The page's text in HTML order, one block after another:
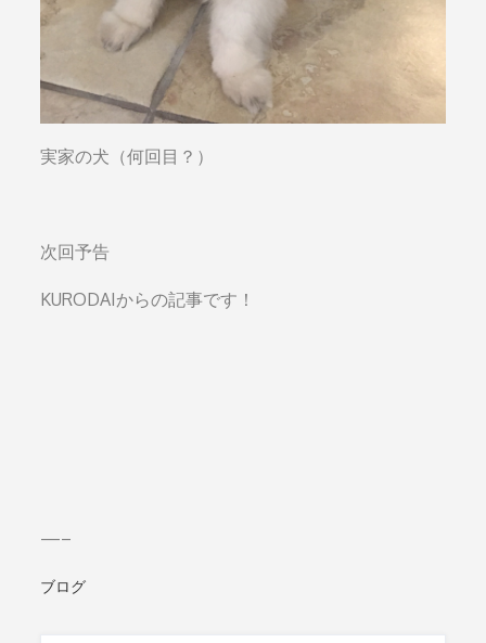
実家の犬（何回目？）
次回予告
KURODAIからの記事です！
—–
ブログ